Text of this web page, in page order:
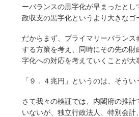
ーバランスの黒字化が早まったとし
政収支の黒字化というより大きなゴ
だからまず、プライマリーバランス
する方策を考え、同時にその先の財
字化への対応を考えていくことが大
「９．４兆円」というのは、そうい
さて我々の検証では、内閣府の推計
いないが、独立行政法人、特別会計